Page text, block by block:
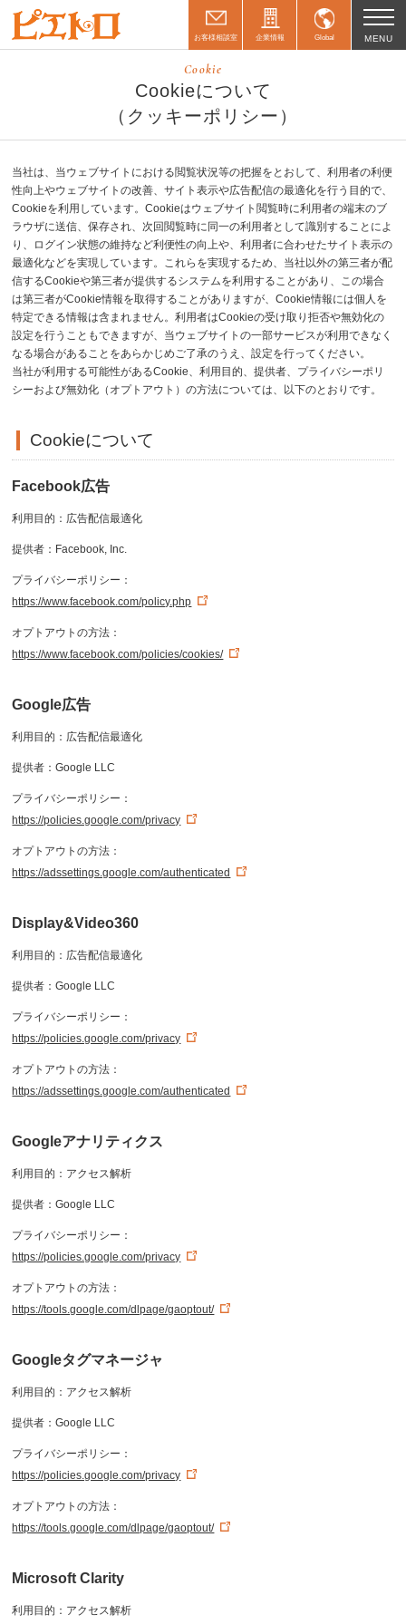
お客様相談室 企業情報 Global MENU
Cookie
Cookieについて
（クッキーポリシー）
当社は、当ウェブサイトにおける閲覧状況等の把握をとおして、利用者の利便
性向上やウェブサイトの改善、サイト表示や広告配信の最適化を行う目的で、
Cookieを利用しています。Cookieはウェブサイト閲覧時に利用者の端末のブ
ラウザに送信、保存され、次回閲覧時に同一の利用者として識別することによ
り、ログイン状態の維持など利便性の向上や、利用者に合わせたサイト表示の
最適化などを実現しています。これらを実現するため、当社以外の第三者が配
信するCookieや第三者が提供するシステムを利用することがあり、この場合
は第三者がCookie情報を取得することがありますが、Cookie情報には個人を
特定できる情報は含まれません。利用者はCookieの受け取り拒否や無効化の
設定を行うこともできますが、当ウェブサイトの一部サービスが利用できなく
なる場合があることをあらかじめご了承のうえ、設定を行ってください。
当社が利用する可能性があるCookie、利用目的、提供者、プライバシーポリ
シーおよび無効化（オプトアウト）の方法については、以下のとおりです。
Cookieについて
Facebook広告
利用目的：広告配信最適化
提供者：Facebook, Inc.
プライバシーポリシー：
https://www.facebook.com/policy.php
オプトアウトの方法：
https://www.facebook.com/policies/cookies/
Google広告
利用目的：広告配信最適化
提供者：Google LLC
プライバシーポリシー：
https://policies.google.com/privacy
オプトアウトの方法：
https://adssettings.google.com/authenticated
Display&Video360
利用目的：広告配信最適化
提供者：Google LLC
プライバシーポリシー：
https://policies.google.com/privacy
オプトアウトの方法：
https://adssettings.google.com/authenticated
Googleアナリティクス
利用目的：アクセス解析
提供者：Google LLC
プライバシーポリシー：
https://policies.google.com/privacy
オプトアウトの方法：
https://tools.google.com/dlpage/gaoptout/
Googleタグマネージャ
利用目的：アクセス解析
提供者：Google LLC
プライバシーポリシー：
https://policies.google.com/privacy
オプトアウトの方法：
https://tools.google.com/dlpage/gaoptout/
Microsoft Clarity
利用目的：アクセス解析